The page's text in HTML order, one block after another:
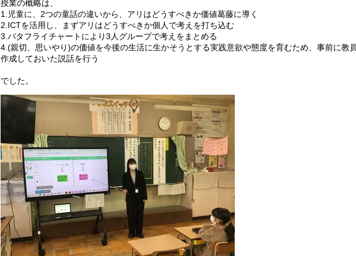
授業の概略は、
1.児童に、2つの童話の違いから、アリはどうすべきか価値葛藤に導く
2.ICTを活用し、まずアリはどうすべきか個人で考えを打ち込む
3.バタフライチャートにより3人グループで考えをまとめる
4.(親切、思いやり)の価値を今後の生活に生かそうとする実践意欲や態度を育むため、事前に教
作成しておいた説話を行う
でした。